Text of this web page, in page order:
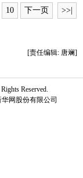
10 下一页 >>|
[责任编辑: 唐斓]
Reserved.
网股份有限公司